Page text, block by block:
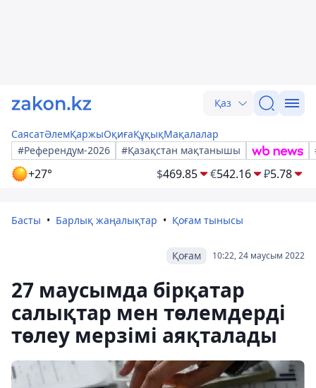
Қаз
СаясатӘлемҚаржыОқиғаҚұқықМақалалар
#Референдум-2026
#Қазақстан мақтанышы
+27° $469.85 €542.16 ₽5.78
Басты Барлық жаңалықтар Қоғам тынысы
10:22, 24 маусым 2022
Қоғам
27 маусымда бірқатар
салықтар мен төлемдерді
төлеу мерзімі аяқталады